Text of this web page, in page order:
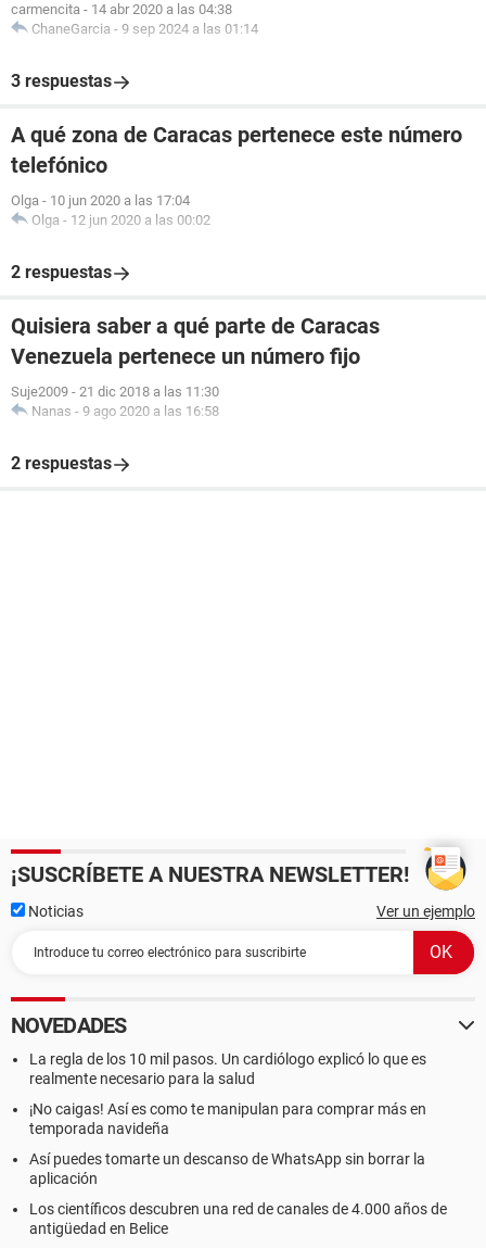
carmencita - 14 abr 2020 a las 04:38
ChaneGarcia - 9 sep 2024 a las 01:14
3 respuestas
A qué zona de Caracas pertenece este número
telefónico
Olga - 10 jun 2020 a las 17:04
Olga - 12 jun 2020 a las 00:02
2 respuestas
Quisiera saber a qué parte de Caracas
Venezuela pertenece un número fijo
Suje2009 - 21 dic 2018 a las 11:30
Nanas - 9 ago 2020 a las 16:58
2 respuestas
¡SUSCRÍBETE A NUESTRA NEWSLETTER!
Noticias Ver un ejemplo
NOVEDADES
La regla de los 10 mil pasos. Un cardiólogo explicó lo que es
realmente necesario para la salud
¡No caigas! Así es como te manipulan para comprar más en
temporada navideña
Así puedes tomarte un descanso de WhatsApp sin borrar la
aplicación
Los científicos descubren una red de canales de 4.000 años de
antigüedad en Belice